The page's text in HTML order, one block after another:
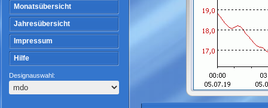
Monatsübersicht
Jahresübersicht
Impressum
Hilfe
Designauswahl: